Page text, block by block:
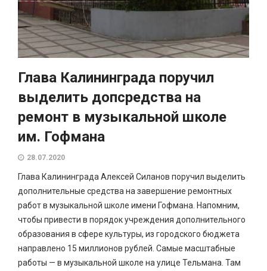
Глава Калининграда поручил
выделить допсредства на
ремонт в музыкальной школе
им. Гофмана
28.07.2020
Глава Калининграда Алексей Силанов поручил выделить
дополнительные средства на завершение ремонтных
работ в музыкальной школе имени Гофмана. Напомним,
чтобы привести в порядок учреждения дополнительного
образования в сфере культуры, из городского бюджета
направлено 15 миллионов рублей. Самые масштабные
работы — в музыкальной школе на улице Тельмана. Там